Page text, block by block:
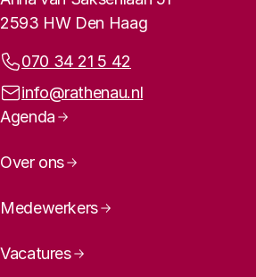
2593 HW Den Haag
Telefoonnummer:
070 34 21 5 42
E-mailadres:
info@rathenau.nl
Paginanavigatie
Agenda
Over ons
Medewerkers
Vacatures